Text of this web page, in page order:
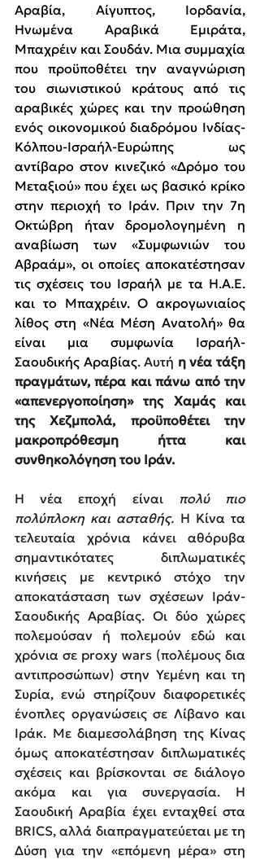
Αραβία, Αίγυπτος, Ιορδανία,
Ηνωμένα Αραβικά Εμιράτα,
Μπαχρέιν και Σουδάν. Μια συμμαχία
που προϋποθέτει την αναγνώριση
του σιωνιστικού κράτους από τις
αραβικές χώρες και την προώθηση
ενός οικονομικού διαδρόμου Ινδίας-
Κόλπου-Ισραήλ-Ευρώπης ως
αντίβαρο στον κινεζικό «Δρόμο του
Μεταξιού» που έχει ως βασικό κρίκο
στην περιοχή το Ιράν. Πριν την 7η
Οκτώβρη ήταν δρομολογημένη η
αναβίωση των «Συμφωνιών του
Αβραάμ», οι οποίες αποκατέστησαν
τις σχέσεις του Ισραήλ με τα Η.Α.Ε.
και το Μπαχρέιν. Ο ακρογωνιαίος
λίθος στη «Νέα Μέση Ανατολή» θα
είναι μια συμφωνία Ισραήλ-
Σαουδικής Αραβίας. Αυτή η νέα τάξη
πραγμάτων, πέρα και πάνω από την
«απενεργοποίηση» της Χαμάς και
της Χεζμπολά, προϋποθέτει την
μακροπρόθεσμη ήττα και
συνθηκολόγηση του Ιράν.
Η νέα εποχή είναι πολύ πιο
πολύπλοκη και ασταθής. Η Κίνα τα
τελευταία χρόνια κάνει αθόρυβα
σημαντικότατες διπλωματικές
κινήσεις με κεντρικό στόχο την
αποκατάσταση των σχέσεων Ιράν-
Σαουδικής Αραβίας. Οι δύο χώρες
πολεμούσαν ή πολεμούν εδώ και
χρόνια σε prοxy wars (πολέμους δια
αντιπροσώπων) στην Υεμένη και τη
Συρία, ενώ στηρίζουν διαφορετικές
ένοπλες οργανώσεις σε Λίβανο και
Ιράκ. Με διαμεσολάβηση της Κίνας
όμως αποκατέστησαν διπλωματικές
σχέσεις και βρίσκονται σε διάλογο
ακόμα και για συνεργασία. Η
Σαουδική Αραβία έχει ενταχθεί στα
BRICS, αλλά διαπραγματεύεται με τη
Δύση για την «επόμενη μέρα» στη